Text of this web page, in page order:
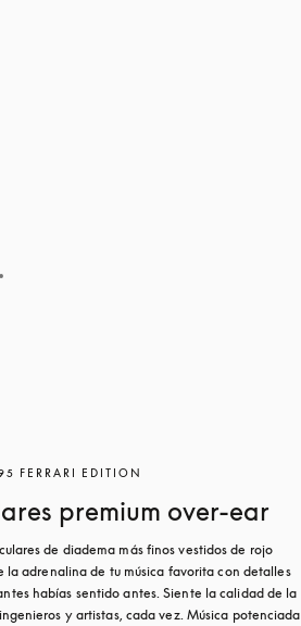
FERRARI EDITION
premium over-ear
de diadema más finos vestidos de rojo
la adrenalina de tu música favorita con detalles
habías sentido antes. Siente la calidad de la
y artistas, cada vez. Música potenciada